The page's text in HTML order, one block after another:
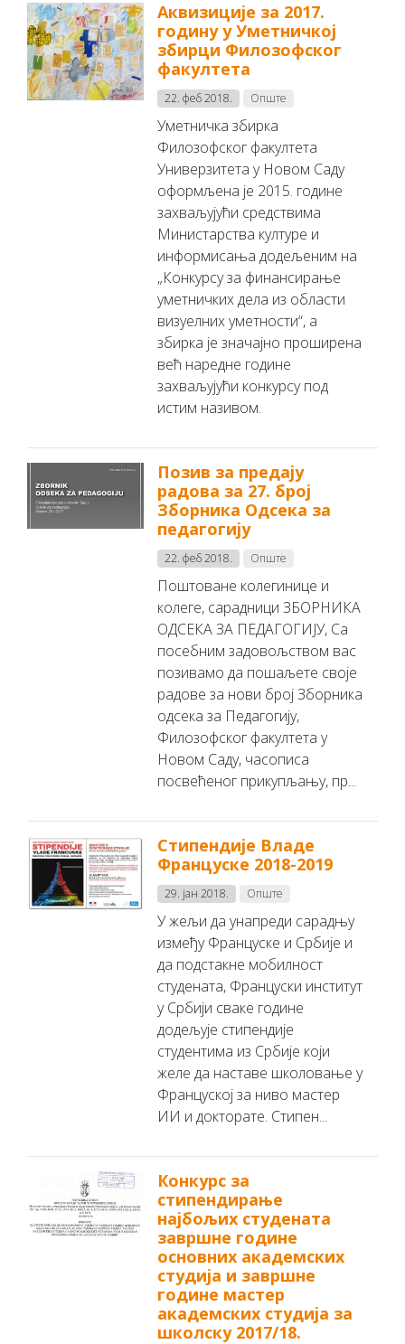
Аквизиције за 2017.
годину у Уметничкој
збирци Филозофског
факултета
22. феб 2018. Опште
Уметничка збирка
Филозофског факултета
Универзитета у Новом Саду
оформљена је 2015. године
захваљујући средствима
Министарства културе и
информисања додељеним на
„Конкурсу за финансирање
уметничких дела из области
визуелних уметности“, а
збирка је значајно проширена
већ наредне године
захваљујући конкурсу под
истим називом.
Позив за предају
радова за 27. број
Зборника Одсека за
педагогију
22. феб 2018. Опште
Поштоване колегинице и
колеге, сарадници ЗБОРНИКА
ОДСЕКА ЗА ПЕДАГОГИЈУ, Са
посебним задовољством вас
позивамо да пошаљете своје
радове за нови број Зборника
одсека за Педагогију,
Филозофског факултета у
Новом Саду, часописа
посвећеног прикупљању, пр...
Стипендије Владе
Француске 2018-2019
29. јан 2018. Опште
У жељи да унапреди сарадњу
између Француске и Србије и
да подстакне мобилност
студената, Француски институт
у Србији сваке године
додељује стипендије
студентима из Србије који
желе да наставе школовање у
Француској за ниво мастер
ИИ и докторате. Стипен...
Конкурс за
стипендирање
најбољих студената
завршне године
основних академских
студија и завршне
године мастер
академских студија за
школску 2017/18.